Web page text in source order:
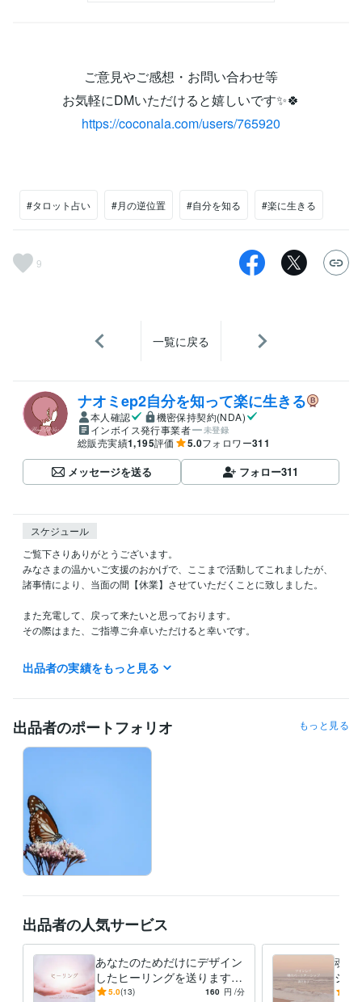
ご意見やご感想・お問い合わせ等
お気軽にDMいただけると嬉しいです✨🍀
https://coconala.com/users/765920
#タロット占い #月の逆位置 #自分を知る #楽に生きる
9
一覧に戻る
ナオミep2自分を知って楽に生きる
本人確認
機密保持契約(NDA)
インボイス発行事業者
未登録
総販売実績1,195評価 5.0フォロワー311
メッセージを送る フォロー311
スケジュール
ご覧下さりありがとうございます。
みなさまの温かいご支援のおかげで、ここまで活動してこれましたが、
諸事情により、当面の間【休業】させていただくことに致しました。
また充電して、戻って来たいと思っております。
その際はまた、ご指導ご弁卓いただけると幸いです。
皆さまにおかれましても
体調など崩されませんよう、どうぞご自愛くださいませ。
出品者の実績をもっと見る
出品者のポートフォリオ もっと見る
出品者の人気サービス
あなたのためだけにデザイン
したヒーリングを送ります
今のあなたに必要なひらめき
5.0(13) 160 円 /分
魂の
シッ
囲の